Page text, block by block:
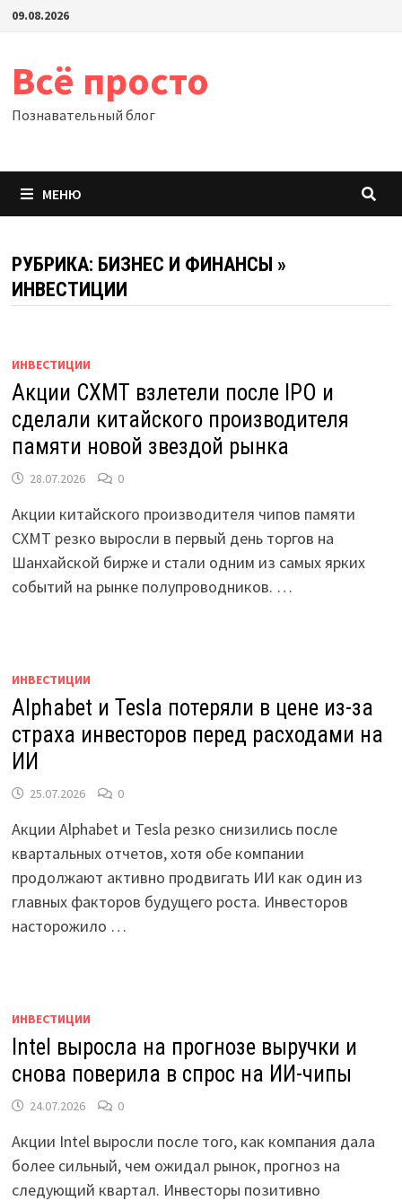
Перейти
09.08.2026
Всё просто
Познавательный блог
МЕНЮ
РУБРИКА: БИЗНЕС И ФИНАНСЫ »
ИНВЕСТИЦИИ
ИНВЕСТИЦИИ
Акции CXMT взлетели после IPO и
сделали китайского производителя
памяти новой звездой рынка
28.07.2026 0
Акции китайского производителя чипов памяти
CXMT резко выросли в первый день торгов на
Шанхайской бирже и стали одним из самых ярких
событий на рынке полупроводников. …
ИНВЕСТИЦИИ
Alphabet и Tesla потеряли в цене из-за
страха инвесторов перед расходами на
ИИ
25.07.2026 0
Акции Alphabet и Tesla резко снизились после
квартальных отчетов, хотя обе компании
продолжают активно продвигать ИИ как один из
главных факторов будущего роста. Инвесторов
насторожило …
ИНВЕСТИЦИИ
Intel выросла на прогнозе выручки и
снова поверила в спрос на ИИ-чипы
24.07.2026 0
Акции Intel выросли после того, как компания дала
более сильный, чем ожидал рынок, прогноз на
следующий квартал. Инвесторы позитивно